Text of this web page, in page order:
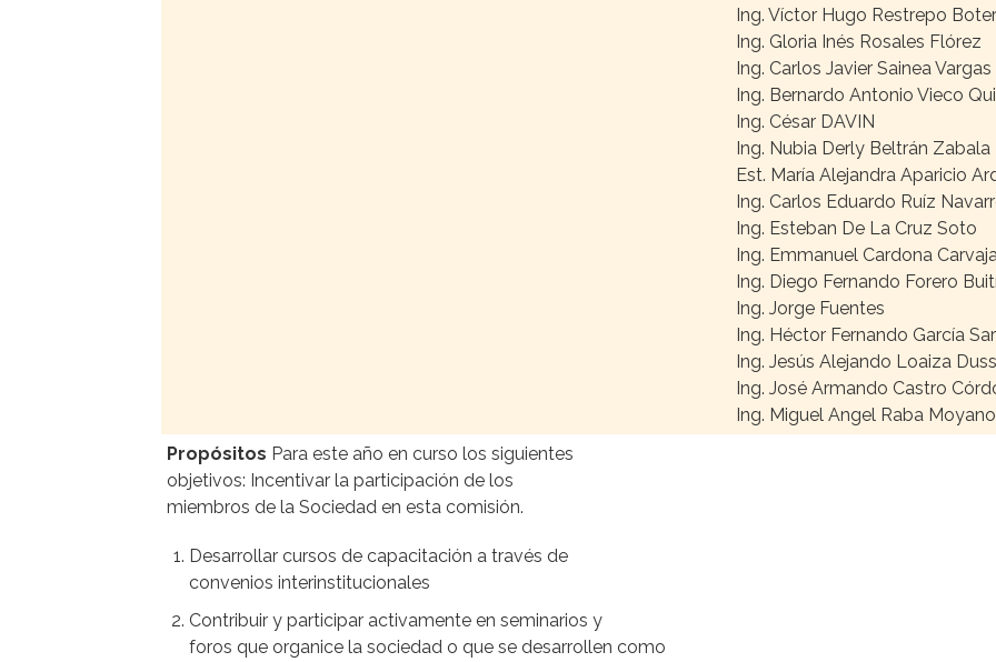
Ing. Víctor Hugo Restrepo
Ing. Gloria Inés Rosales Flórez
Ing. Carlos Javier Sainea Vargas
Ing. Bernardo Antonio Vieco
Ing. César DAVIN
Ing. Nubia Derly Beltrán Zabala
Est. María Alejandra Aparicio
Ing. Carlos Eduardo Ruíz
Ing. Esteban De La Cruz Soto
Ing. Emmanuel Cardona
Ing. Diego Fernando Forero
Ing. Jorge Fuentes
Ing. Héctor Fernando García
Ing. Jesús Alejando Loaiza
Ing. José Armando Castro
Ing. Miguel Angel Raba Moyano
Propósitos Para este año en curso los siguientes
objetivos: Incentivar la participación de los
miembros de la Sociedad en esta comisión.
Desarrollar cursos de capacitación a través de
convenios interinstitucionales
Contribuir y participar activamente en seminarios y
foros que organice la sociedad o que se desarrollen como